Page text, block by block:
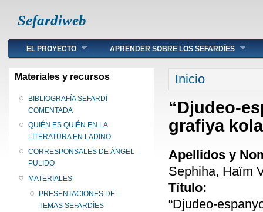
Sefardiweb
Main menu
EL PROYECTO APRENDER SOBRE LOS SEFARDÍES
Materiales y recursos
BIBLIOGRAFÍA SEFARDÍ
COMENTADA
QUIÉN ES QUIÉN EN LA
LITERATURA EN LADINO
CORRESPONSALES DE ÁNGEL
PULIDO
MATERIALES
PRESENTACIONES DE
TEMAS SEFARDÍES
Se encuentra
Inicio
“Djudeo-
grafiya
Apellidos y
Sephiha, Haïm
Título:
“Djudeo-